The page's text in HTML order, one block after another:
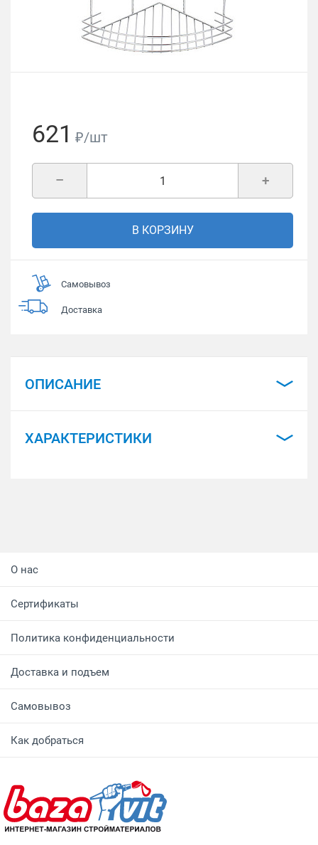
621 ₽/шт
+
–
В КОРЗИНУ
Самовывоз
Доставка
ОПИСАНИЕ
ХАРАКТЕРИСТИКИ
О нас
Сертификаты
Политика конфиденциальности
Доставка и подъем
Самовывоз
Как добраться